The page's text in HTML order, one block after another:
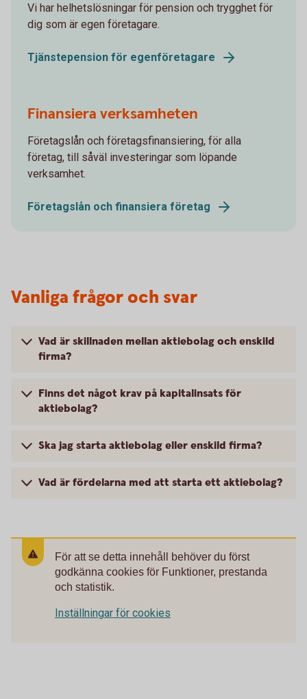
Vi har helhetslösningar för pension och trygghet för
dig som är egen företagare.
Tjänstepension för egenföretagare
Finansiera verksamheten
Företagslån och företagsfinansiering, för alla
företag, till såväl investeringar som löpande
verksamhet.
Företagslån och finansiera företag
Vanliga frågor och svar
Vad är skillnaden mellan aktiebolag och enskild
firma?
Finns det något krav på kapitalinsats för
aktiebolag?
Ska jag starta aktiebolag eller enskild firma?
Vad är fördelarna med att starta ett aktiebolag?
För att se detta innehåll behöver du först
godkänna cookies för Funktioner, prestanda
och statistik.
Inställningar för cookies